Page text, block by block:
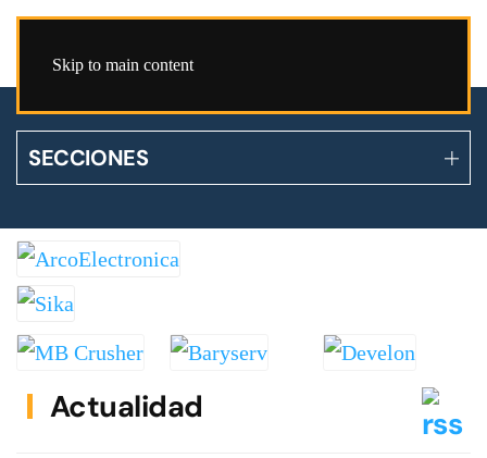
Skip to main content
SECCIONES
Actualidad